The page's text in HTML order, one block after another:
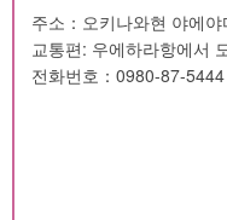
주소：오키나와현 야에
교통편: 우에하라항에서
전화번호：0980-87-5444